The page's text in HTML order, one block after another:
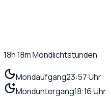
18h 18mMondlichtstunden
Mondaufgang23:57 Uhr
Monduntergang18:16 Uhr